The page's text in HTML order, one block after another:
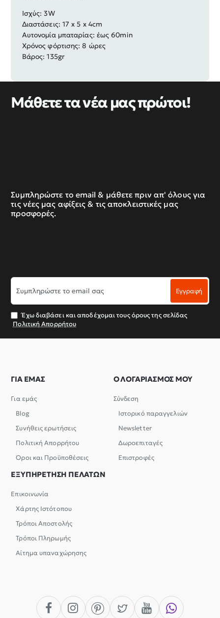
Ισχύς: 3W
Διαστάσεις: 17 x 5 x 4cm
Αυτονομία μπαταρίας: έως 60min
Χρόνος φόρτισης: 8 ώρες
Βάρος: 135gr
Μάθετε τα νέα μας πρώτοι!
Συμπληρώστε το email & μάθετε πριν απ' όλους για
τις νέες μας αφίξεις & τις αποκλειστικές μας
προσφορές.
Συμπληρώστε
το
email
σας
Εγγραφή
Έχω διαβάσει και αποδέχομαι τους όρους της σελίδας
Πολιτική Απορρήτου
ΓΙΑ ΕΜΑΣ
Για εμάς
Blog
Συνήθεις ερωτήσεις
Πολιτική Απορρήτου
Όροι και Προϋποθέσεις
Ο ΛΟΓΑΡΙΑΣΜΟΣ ΜΟΥ
Σύνδεση
Ιστορικό παραγγελιών
Newsletter
Δωροεπιταγές
Επιστροφές
ΕΞΥΠΗΡΕΤΗΣΗ ΠΕΛΑΤΩΝ
Επικοινωνία
Χάρτης Ιστότοπου
Τρόποι Αποστολής
Τρόποι Πληρωμής
Αίτημα υπαναχώρησης